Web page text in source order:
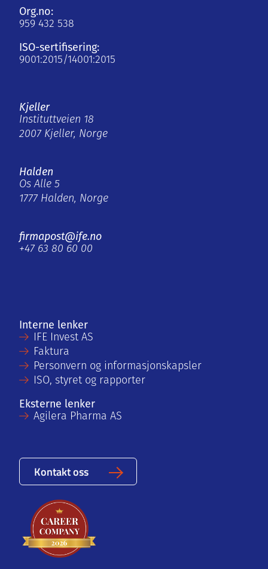
Org.no:
959 432 538
ISO-sertifisering:
9001:2015/14001:2015
Kjeller
Instituttveien 18
2007 Kjeller, Norge
Halden
Os Alle 5
1777 Halden, Norge
firmapost@ife.no
+47 63 80 60 00
Interne lenker
IFE Invest AS
Faktura
Personvern og informasjonskapsler
ISO, styret og rapporter
Eksterne lenker
Agilera Pharma AS
Kontakt oss